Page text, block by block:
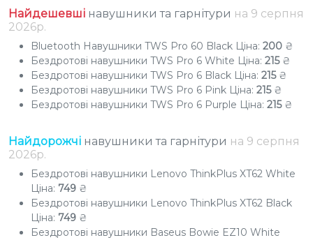
Найдешевші навушники та гарнітури на 9 серпня
2026р.
Bluetooth Навушники TWS Pro 60 Black Ціна: 200 ₴
Бездротові навушники TWS Pro 6 White Ціна: 215 ₴
Бездротові навушники TWS Pro 6 Black Ціна: 215 ₴
Бездротові навушники TWS Pro 6 Pink Ціна: 215 ₴
Бездротові навушники TWS Pro 6 Purple Ціна: 215 ₴
Найдорожчі навушники та гарнітури на 9 серпня
2026р.
Бездротові навушники Lenovo ThinkPlus XT62 White
Ціна: 749 ₴
Бездротові навушники Lenovo ThinkPlus XT62 Black
Ціна: 749 ₴
Бездротові навушники Baseus Bowie EZ10 White